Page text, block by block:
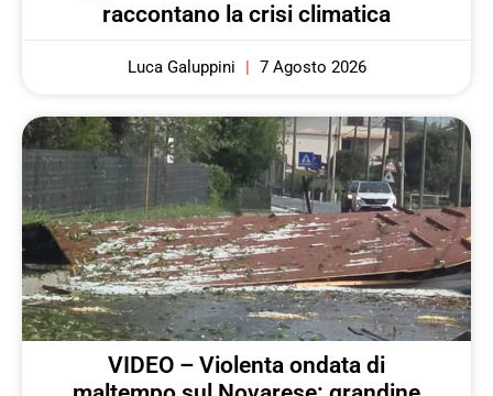
raccontano la crisi climatica
Luca Galuppini 7 Agosto 2026
VIDEO – Violenta ondata di